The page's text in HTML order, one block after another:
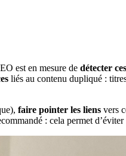
est en mesure de détecter
liés au contenu dupliqué :
faire pointer les liens vers
: cela permet